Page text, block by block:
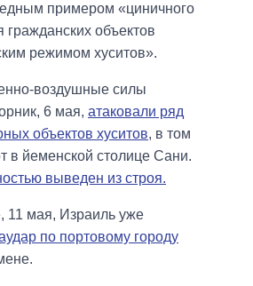
примером «циничного
гражданских объектов
режимом хуситов».
воздушные силы
6 мая, атаковали ряд
объектов хуситов, в том
в йеменской столице Сани.
выведен из строя.
11 мая, Израиль уже
по портовому городу